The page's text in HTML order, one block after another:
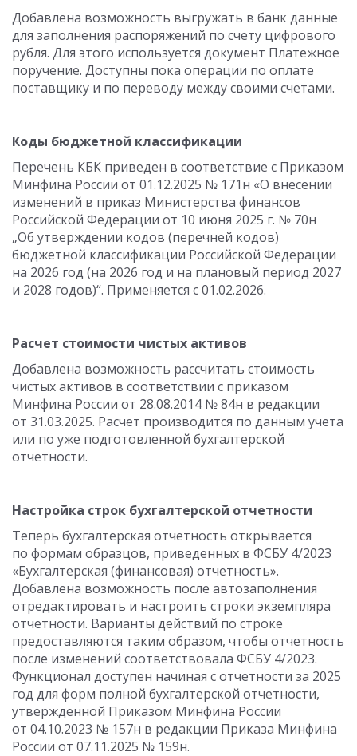
Добавлена возможность выгружать в банк данные
для заполнения распоряжений по счету цифрового
рубля. Для этого используется документ Платежное
поручение. Доступны пока операции по оплате
поставщику и по переводу между своими счетами.
Коды бюджетной классификации
Перечень КБК приведен в соответствие с Приказом
Минфина России от 01.12.2025 № 171н «О внесении
изменений в приказ Министерства финансов
Российской Федерации от 10 июня 2025 г. № 70н
„Об утверждении кодов (перечней кодов)
бюджетной классификации Российской Федерации
на 2026 год (на 2026 год и на плановый период 2027
и 2028 годов)“. Применяется с 01.02.2026.
Расчет стоимости чистых активов
Добавлена возможность рассчитать стоимость
чистых активов в соответствии с приказом
Минфина России от 28.08.2014 № 84н в редакции
от 31.03.2025. Расчет производится по данным учета
или по уже подготовленной бухгалтерской
отчетности.
Настройка строк бухгалтерской отчетности
Теперь бухгалтерская отчетность открывается
по формам образцов, приведенных в ФСБУ 4/2023
«Бухгалтерская (финансовая) отчетность».
Добавлена возможность после автозаполнения
отредактировать и настроить строки экземпляра
отчетности. Варианты действий по строке
предоставляются таким образом, чтобы отчетность
после изменений соответствовала ФСБУ 4/2023.
Функционал доступен начиная с отчетности за 2025
год для форм полной бухгалтерской отчетности,
утвержденной Приказом Минфина России
от 04.10.2023 № 157н в редакции Приказа Минфина
России от 07.11.2025 № 159н.